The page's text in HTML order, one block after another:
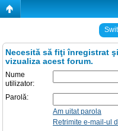
Necesită să fiţi înregistrat
vizualiza acest forum.
Nume
utilizator:
Parolă:
Am uitat parola
Retrimite e-mail-ul